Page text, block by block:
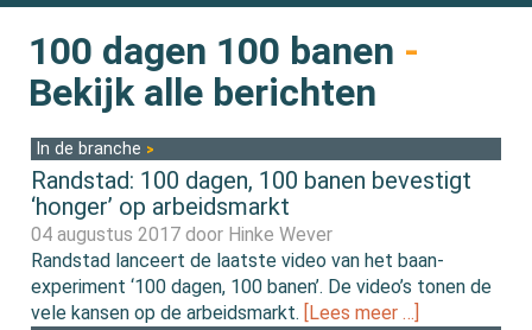
100 dagen 100 banen -
Bekijk alle berichten
In de branche
Randstad: 100 dagen, 100 banen bevestigt
‘honger’ op arbeidsmarkt
04 augustus 2017 door Hinke Wever
Randstad lanceert de laatste video van het baan-
experiment ‘100 dagen, 100 banen’. De video’s tonen de
vele kansen op de arbeidsmarkt. [Lees meer …]